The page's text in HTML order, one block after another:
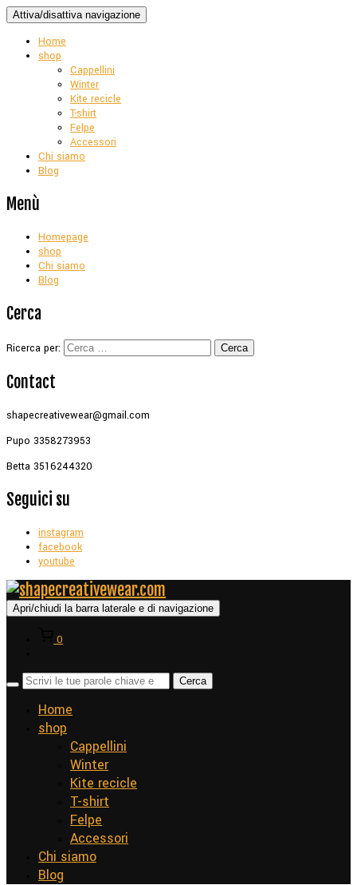
Attiva/disattiva navigazione
Home
shop
Cappellini
Winter
Kite recicle
T-shirt
Felpe
Accessori
Chi siamo
Blog
Menù
Homepage
shop
Chi siamo
Blog
Cerca
Ricerca per:
Contact
shapecreativewear@gmail.com
Pupo 3358273953
Betta 3516244320
Seguici su
instagram
facebook
youtube
Apri/chiudi la barra laterale e di navigazione
0
Home
shop
Cappellini
Winter
Kite recicle
T-shirt
Felpe
Accessori
Chi siamo
Blog